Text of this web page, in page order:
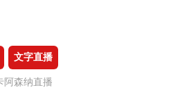
文字直播
阿森纳直播